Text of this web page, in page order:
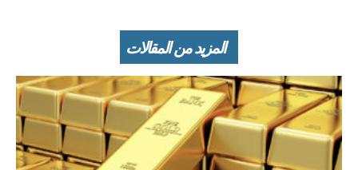
المزيد من المقالات